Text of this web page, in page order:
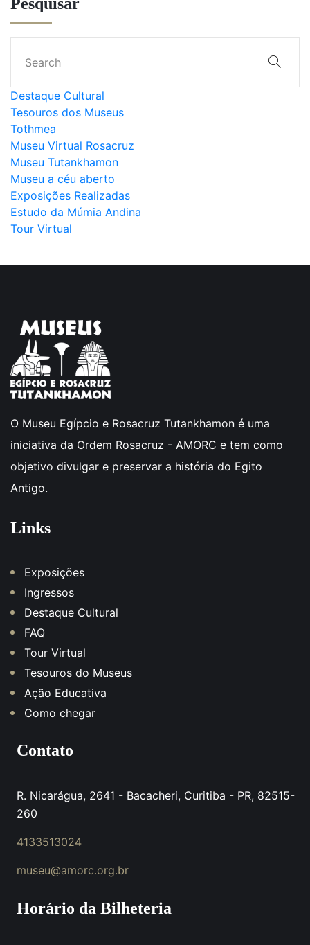
Pesquisar
Destaque Cultural
Tesouros dos Museus
Tothmea
Museu Virtual Rosacruz
Museu Tutankhamon
Museu a céu aberto
Exposições Realizadas
Estudo da Múmia Andina
Tour Virtual
O Museu Egípcio e Rosacruz Tutankhamon é uma
iniciativa da Ordem Rosacruz - AMORC e tem como
objetivo divulgar e preservar a história do Egito
Antigo.
Links
Exposições
Ingressos
Destaque Cultural
FAQ
Tour Virtual
Tesouros do Museus
Ação Educativa
Como chegar
Contato
R. Nicarágua, 2641 - Bacacheri, Curitiba - PR, 82515-
260
4133513024
museu@amorc.org.br
Horário da Bilheteria